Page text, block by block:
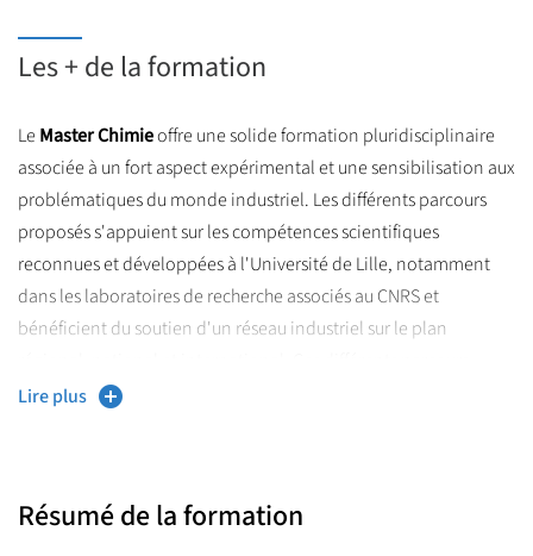
Les + de la formation
LeMaster Chimieoffre une solide formation pluridisciplinaire
associée à un fort aspect expérimental et une sensibilisation aux
problématiques du monde industriel. Les différents parcours
proposés s'appuient sur les compétences scientifiques
reconnues et développées à l'Université de Lille, notamment
dans les laboratoires de recherche associés au CNRS et
bénéficient du soutien d'un réseau industriel sur le plan
exploitent les compétences locales et régionales avec la mise à
Lire plus
Résumé de la formation